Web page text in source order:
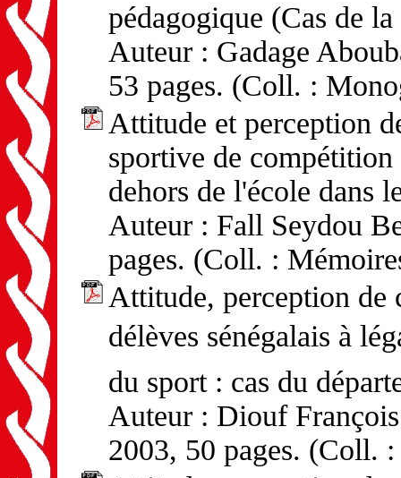
pédagogique (Cas de
Auteur : Gadage
53 pages. (Coll. :
Attitude et perception
sportive de
dehors de l'école dans
Auteur : Fall Seydou
pages. (Coll. :
Attitude, perception de
délèves sénégalais à
du sport : cas du
Auteur : Diouf
2003, 50 pages. (Coll.